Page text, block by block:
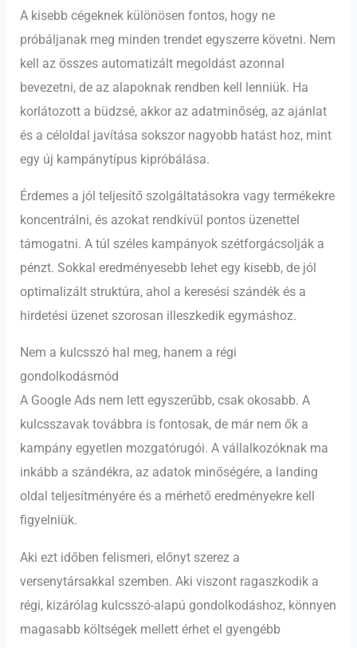
A kisebb cégeknek különösen fontos, hogy ne
próbáljanak meg minden trendet egyszerre követni. Nem
kell az összes automatizált megoldást azonnal
bevezetni, de az alapoknak rendben kell lenniük. Ha
korlátozott a büdzsé, akkor az adatminőség, az ajánlat
és a céloldal javítása sokszor nagyobb hatást hoz, mint
egy új kampánytípus kipróbálása.
Érdemes a jól teljesítő szolgáltatásokra vagy termékekre
koncentrálni, és azokat rendkívül pontos üzenettel
támogatni. A túl széles kampányok szétforgácsolják a
pénzt. Sokkal eredményesebb lehet egy kisebb, de jól
optimalizált struktúra, ahol a keresési szándék és a
hirdetési üzenet szorosan illeszkedik egymáshoz.
Nem a kulcsszó hal meg, hanem a régi
gondolkodásmód
A Google Ads nem lett egyszerűbb, csak okosabb. A
kulcsszavak továbbra is fontosak, de már nem ők a
kampány egyetlen mozgatórugói. A vállalkozóknak ma
inkább a szándékra, az adatok minőségére, a landing
oldal teljesítményére és a mérhető eredményekre kell
figyelniük.
Aki ezt időben felismeri, előnyt szerez a
versenytársakkal szemben. Aki viszont ragaszkodik a
régi, kizárólag kulcsszó-alapú gondolkodáshoz, könnyen
magasabb költségek mellett érhet el gyengébb